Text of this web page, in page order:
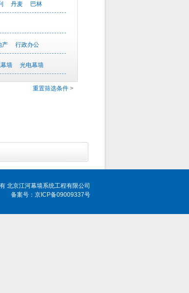
丹麦 巴林
产 行政办公
墙 光电幕墙
重置筛选条件>
北京江河幕墙系统工程有限公司
备案号：京ICP备09009337号